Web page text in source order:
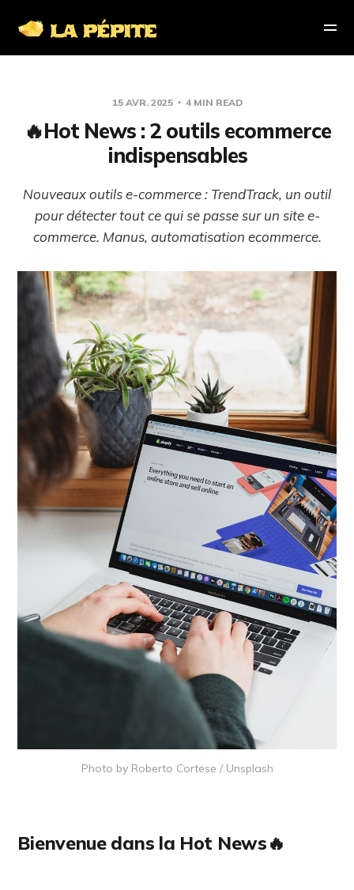
15 AVR. 2025 4 MIN READ
🔥Hot News : 2 outils ecommerce
indispensables
Nouveaux outils e-commerce : TrendTrack, un outil
pour détecter tout ce qui se passe sur un site e-
commerce. Manus, automatisation ecommerce.
Photo by Roberto Cortese / Unsplash
Bienvenue dans la Hot News🔥